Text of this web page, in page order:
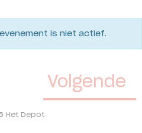
is niet actief.
Volgende
Het Depot